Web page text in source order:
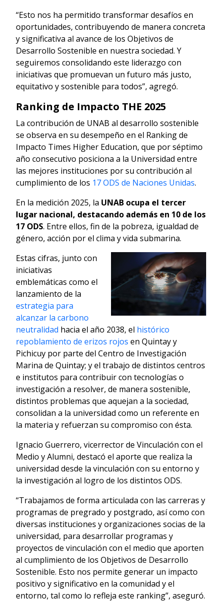
“Esto nos ha permitido transformar desafíos en
oportunidades, contribuyendo de manera concreta
y significativa al avance de los Objetivos de
Desarrollo Sostenible en nuestra sociedad. Y
seguiremos consolidando este liderazgo con
iniciativas que promuevan un futuro más justo,
equitativo y sostenible para todos”, agregó.
Ranking de Impacto THE 2025
La contribución de UNAB al desarrollo sostenible
se observa en su desempeño en el Ranking de
Impacto Times Higher Education, que por séptimo
año consecutivo posiciona a la Universidad entre
las mejores instituciones por su contribución al
cumplimiento de los 17 ODS de Naciones Unidas.
En la medición 2025, la UNAB ocupa el tercer
lugar nacional, destacando además en 10 de los
17 ODS. Entre ellos, fin de la pobreza, igualdad de
género, acción por el clima y vida submarina.
Estas cifras, junto con
iniciativas
emblemáticas como el
lanzamiento de la
estrategia para
alcanzar la carbono
neutralidad hacia el año 2038, el histórico
repoblamiento de erizos rojos en Quintay y
Pichicuy por parte del Centro de Investigación
Marina de Quintay; y el trabajo de distintos centros
e institutos para contribuir con tecnologías o
investigación a resolver, de manera sostenible,
distintos problemas que aquejan a la sociedad,
consolidan a la universidad como un referente en
la materia y refuerzan su compromiso con ésta.
Ignacio Guerrero, vicerrector de Vinculación con el
Medio y Alumni, destacó el aporte que realiza la
universidad desde la vinculación con su entorno y
la investigación al logro de los distintos ODS.
“Trabajamos de forma articulada con las carreras y
programas de pregrado y postgrado, así como con
diversas instituciones y organizaciones socias de la
universidad, para desarrollar programas y
proyectos de vinculación con el medio que aporten
al cumplimiento de los Objetivos de Desarrollo
Sostenible. Esto nos permite generar un impacto
positivo y significativo en la comunidad y el
entorno, tal como lo refleja este ranking”, aseguró.